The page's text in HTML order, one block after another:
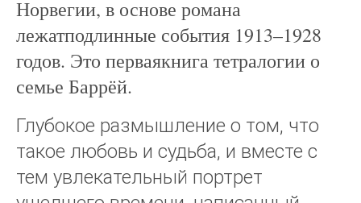
Норвегии, в основе романа
лежатподлинные события 1913–1928
годов. Это перваякнига тетралогии о
семье Баррёй.
Глубокое размышление о том, что
такое любовь и судьба, и вместе с
тем увлекательный портрет